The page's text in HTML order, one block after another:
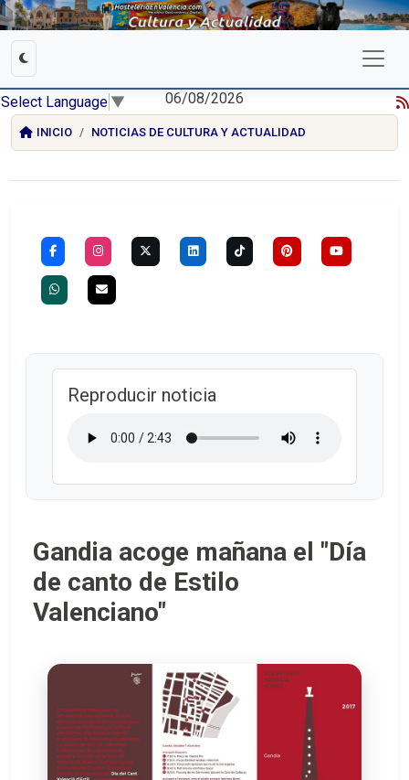
Select Language ▼ 06/08/2026
INICIO NOTICIAS DE CULTURA Y ACTUALIDAD
Reproducir noticia
Gandia acoge mañana el "Día
de canto de Estilo
Valenciano"